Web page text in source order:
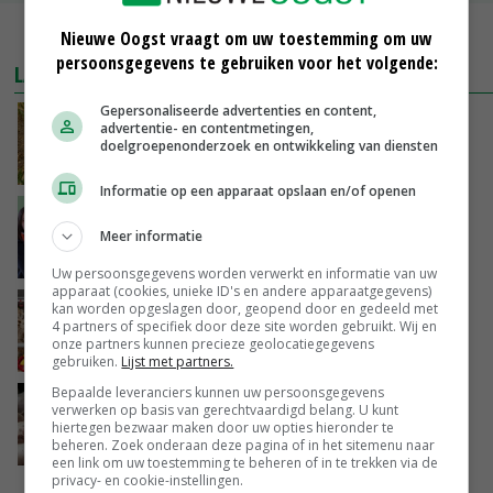
MEER MARKTPRIJZEN
LAATSTE NIEUWS
Droogte raakt alle sectoren, LTO waarschuwt
voor lege schappen
Argentinië hervat export van pluimveevlees
naar EU
VANDAAG, 10:39
Plotselinge prijsstijging geeft varkensmarkt
nieuw perspectief
VANDAAG, 10:02
Nieuwe Oogst vraagt om uw toestemming om uw
persoonsgegevens te gebruiken voor het volgende:
Gepersonaliseerde advertenties en content,
advertentie- en contentmetingen,
doelgroepenonderzoek en ontwikkeling van diensten
Informatie op een apparaat opslaan en/of openen
Meer informatie
Uw persoonsgegevens worden verwerkt en informatie van uw
apparaat (cookies, unieke ID's en andere apparaatgegevens)
kan worden opgeslagen door, geopend door en gedeeld met
4 partners of specifiek door deze site worden gebruikt. Wij en
onze partners kunnen precieze geolocatiegegevens
gebruiken. Lijst met partners.
Bepaalde leveranciers kunnen uw persoonsgegevens
verwerken op basis van gerechtvaardigd belang. U kunt
hiertegen bezwaar maken door uw opties hieronder te
beheren. Zoek onderaan deze pagina of in het sitemenu naar
een link om uw toestemming te beheren of in te trekken via de
privacy- en cookie-instellingen.